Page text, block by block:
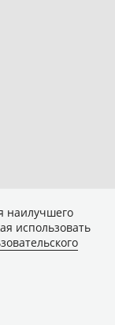
наилучшего
использовать